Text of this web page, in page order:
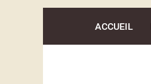
ACCUEIL